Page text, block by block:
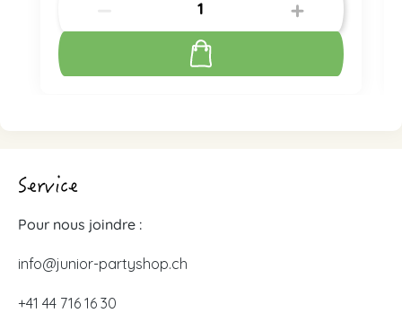
Service
Pour nous joindre :
info@junior-partyshop.ch
+41 44 716 16 30